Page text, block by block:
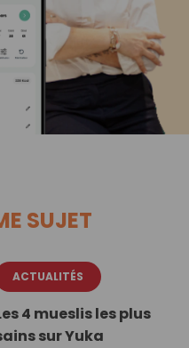
SUJET
ACTUALITÉS
4 mueslis les plus
sur Yuka